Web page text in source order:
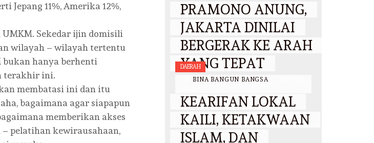
Jepang 11%, Amerika 12%,
Sekedar ijin domisili
wilayah – wilayah tertentu
bukan hanya berhenti
terakhir ini.
membatasi ini dan itu
bagaimana agar siapapun
memberikan akses
pelatihan kewirausahaan,
PRAMONO ANUNG,
JAKARTA DINILAI
BERGERAK KE ARAH
YANG TEPAT
BINA BANGUN BANGSA
DAERAH
KEARIFAN LOKAL
KAILI, KETAKWAAN
ISLAM, DAN